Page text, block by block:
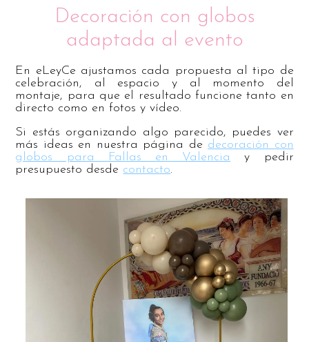
Decoración con globos
adaptada al evento
En eLeyCe ajustamos cada propuesta al tipo de
celebración, al espacio y al momento del
montaje, para que el resultado funcione tanto en
directo como en fotos y vídeo.
Si estás organizando algo parecido, puedes ver
más ideas en nuestra página de decoración con
globos para Fallas en Valencia
y pedir
presupuesto desde contacto.